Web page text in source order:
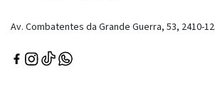
Av. Combatentes da Grande Guerra, 53, 2410-